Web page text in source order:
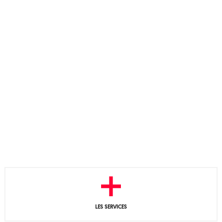
LES SERVICES